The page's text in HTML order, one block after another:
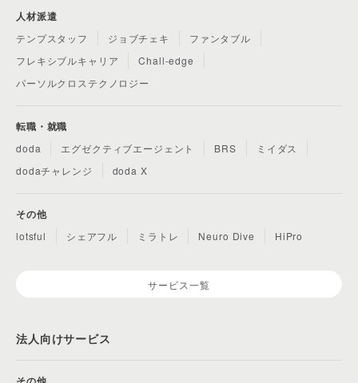
人材派遣
テンプスタッフ ジョブチェキ
ファンタブル
フレキシブルキャリア
Chall-edge
パーソルクロステクノロジー
転職・就職
doda エグゼクティブエージェント BRS
ミイダス
dodaチャレンジ
doda X
その他
lotsful シェアフル ミラトレ Neuro Dive HiPro
サービス一覧
法人向けサービス